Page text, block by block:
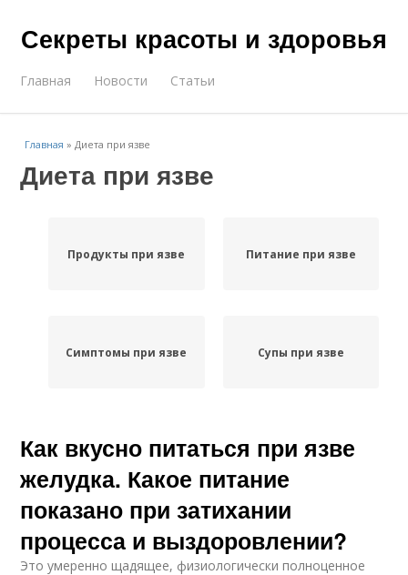
Секреты красоты и здоровья
Главная Новости Статьи
Главная »Диета при язве
Диета при язве
Продукты при язве Питание при язве
Симптомы при язве Супы при язве
Как вкусно питаться при язве
желудка. Какое питание
показано при затихании
процесса и выздоровлении?
Это умеренно щадящее, физиологически полноценное